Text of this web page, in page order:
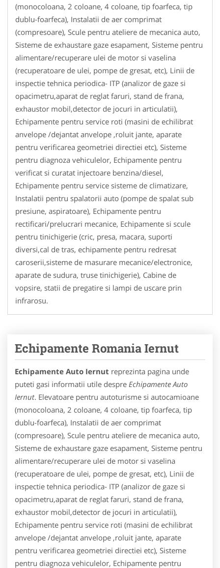
(monocoloana, 2 coloane, 4 coloane, tip foarfeca, tip
dublu-foarfeca), Instalatii de aer comprimat
(compresoare), Scule pentru ateliere de mecanica auto,
Sisteme de exhaustare gaze esapament, Sisteme pentru
alimentare/recuperare ulei de motor si vaselina
(recuperatoare de ulei, pompe de gresat, etc), Linii de
inspectie tehnica periodica- ITP (analizor de gaze si
opacimetru,aparat de reglat faruri, stand de frana,
exhaustor mobil,detector de jocuri in articulatii),
Echipamente pentru service roti (masini de echilibrat
anvelope /dejantat anvelope ,roluit jante, aparate
pentru verificarea geometriei directiei etc), Sisteme
pentru diagnoza vehiculelor, Echipamente pentru
verificat si curatat injectoare benzina/diesel,
Echipamente pentru service sisteme de climatizare,
Instalatii pentru spalatorii auto (pompe de spalat sub
presiune, aspiratoare), Echipamente pentru
rectificari/prelucrari mecanice, Echipamente si scule
pentru tinichigerie (cric, presa, macara, suporti
diversi,cal de tras, echipamente pentru redresat
caroserii,sisteme de masurare mecanice/electronice,
aparate de sudura, truse tinichigerie), Cabine de
vopsire, statii de pregatire si lampi de uscare prin
infrarosu.
Echipamente Romania Iernut
Echipamente Auto Iernut reprezinta pagina unde
puteti gasi informatii utile despre Echipamente Auto
Iernut. Elevatoare pentru autoturisme si autocamioane
(monocoloana, 2 coloane, 4 coloane, tip foarfeca, tip
dublu-foarfeca), Instalatii de aer comprimat
(compresoare), Scule pentru ateliere de mecanica auto,
Sisteme de exhaustare gaze esapament, Sisteme pentru
alimentare/recuperare ulei de motor si vaselina
(recuperatoare de ulei, pompe de gresat, etc), Linii de
inspectie tehnica periodica- ITP (analizor de gaze si
opacimetru,aparat de reglat faruri, stand de frana,
exhaustor mobil,detector de jocuri in articulatii),
Echipamente pentru service roti (masini de echilibrat
anvelope /dejantat anvelope ,roluit jante, aparate
pentru verificarea geometriei directiei etc), Sisteme
pentru diagnoza vehiculelor, Echipamente pentru